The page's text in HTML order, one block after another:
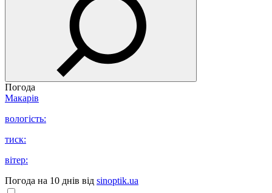
Погода
Макарів
вологість:
тиск:
вітер:
Погода на 10 днів від sinoptik.ua